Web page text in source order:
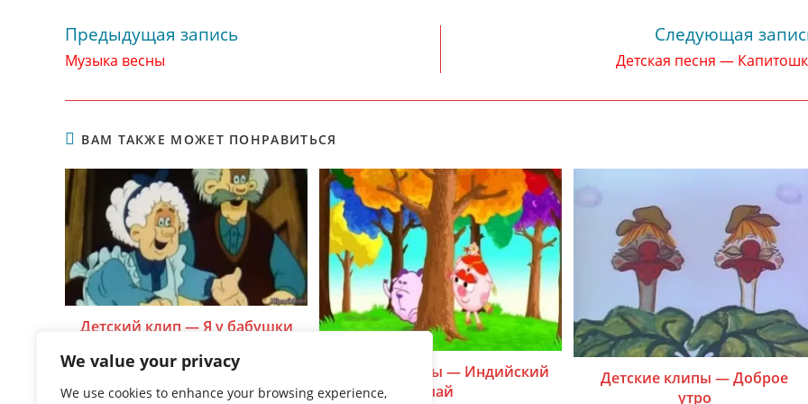
We value your privacy
We use cookies to enhance your browsing experience,
Читать
далее
статьи
Предыдущая запись
Музыка весны
Следующая
Детская песня —
ВАМ ТАКЖЕ МОЖЕТ ПОНРАВИТЬСЯ
Детский клип — Я у бабушки
Детские клипы — Индийский
чай
Детские клипы — Доброе
утро